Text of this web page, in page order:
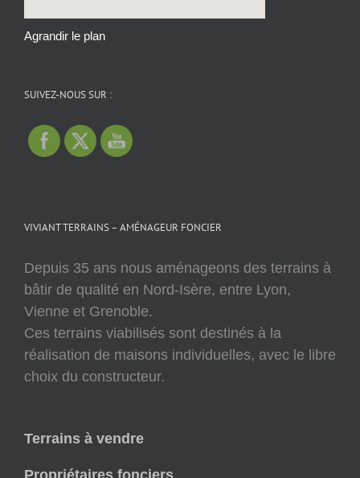
Agrandir le plan
SUIVEZ-NOUS SUR :
VIVIANT TERRAINS – AMÉNAGEUR FONCIER
Depuis 35 ans nous aménageons des terrains à
bâtir de qualité en Nord-Isère, entre Lyon,
Vienne et Grenoble.
Ces terrains viabilisés sont destinés à la
réalisation de maisons individuelles, avec le libre
choix du constructeur.
Terrains à vendre